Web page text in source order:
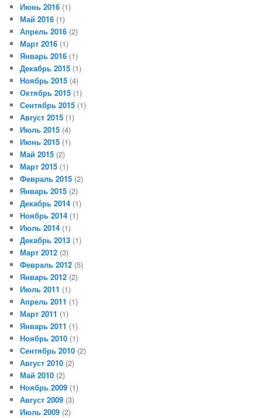
Июнь 2016 (1)
Май 2016 (1)
Апрель 2016 (2)
Март 2016 (1)
Январь 2016 (1)
Декабрь 2015 (1)
Ноябрь 2015 (4)
Октябрь 2015 (1)
Сентябрь 2015 (1)
Август 2015 (1)
Июль 2015 (4)
Июнь 2015 (1)
Май 2015 (2)
Март 2015 (1)
Февраль 2015 (2)
Январь 2015 (2)
Декабрь 2014 (1)
Ноябрь 2014 (1)
Июль 2014 (1)
Декабрь 2013 (1)
Март 2012 (3)
Февраль 2012 (5)
Январь 2012 (2)
Июль 2011 (1)
Апрель 2011 (1)
Март 2011 (1)
Январь 2011 (1)
Ноябрь 2010 (1)
Сентябрь 2010 (2)
Август 2010 (2)
Май 2010 (2)
Ноябрь 2009 (1)
Август 2009 (3)
Июль 2009 (2)